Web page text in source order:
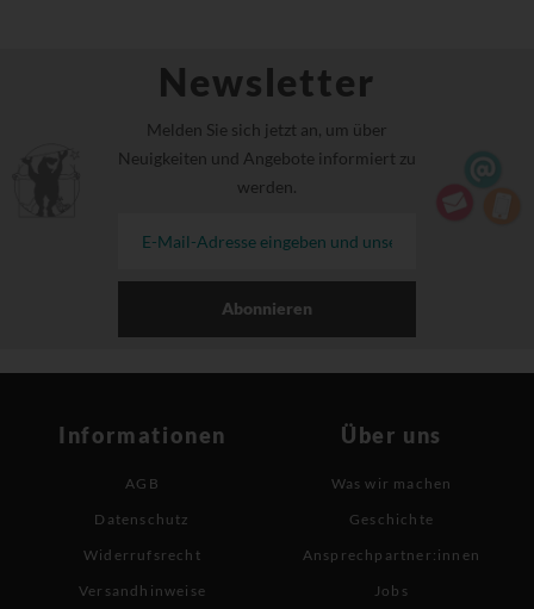
Newsletter
Melden Sie sich jetzt an, um über
Neuigkeiten und Angebote informiert zu
werden.
Abonnieren
Informationen
AGB
Datenschutz
Widerrufsrecht
Versandhinweise
Über uns
Was wir machen
Geschichte
Ansprechpartner:innen
Jobs